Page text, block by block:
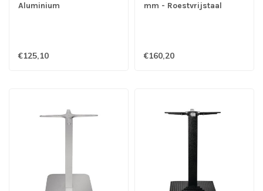
Aluminium
€125,10
mm - Roestvrijstaal
€160,20